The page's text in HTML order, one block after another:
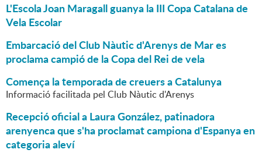
L'Escola Joan Maragall guanya la III Copa Catalana de
Vela Escolar
Embarcació del Club Nàutic d'Arenys de Mar es
proclama campió de la Copa del Rei de vela
Comença la temporada de creuers a Catalunya
Informació facilitada pel Club Nàutic d'Arenys
Recepció oficial a Laura González, patinadora
arenyenca que s'ha proclamat campiona d'Espanya en
categoria aleví